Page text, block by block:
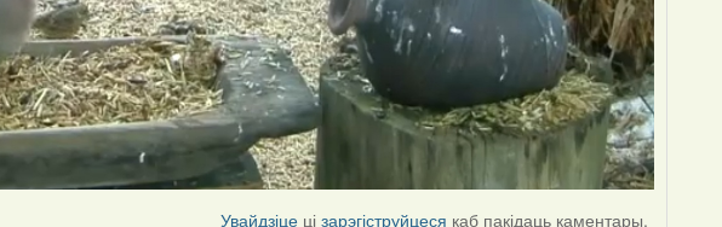
Увайдзіце цізарэгіструйцеся каб пакідаць каментары.